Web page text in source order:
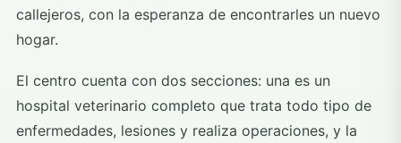
callejeros, con la esperanza de encontrarles un nuevo
hogar.
El centro cuenta con dos secciones: una es un
hospital veterinario completo que trata todo tipo de
enfermedades, lesiones y realiza operaciones, y la